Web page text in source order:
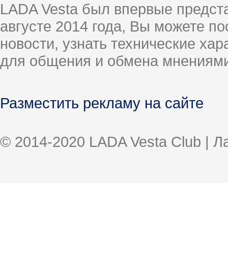
LADA Vesta был впервые
августе 2014 года, Вы можете
новости, узнать технические
для общения и обмена
Разместить рекламу на сайте
© 2014-2020 LADA Vesta Club |